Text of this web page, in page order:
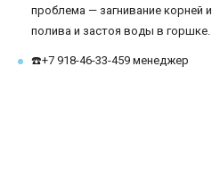
проблема — загнивание корней
полива и застоя воды в горшке.
☎️+7 918-46-33-459 менеджер